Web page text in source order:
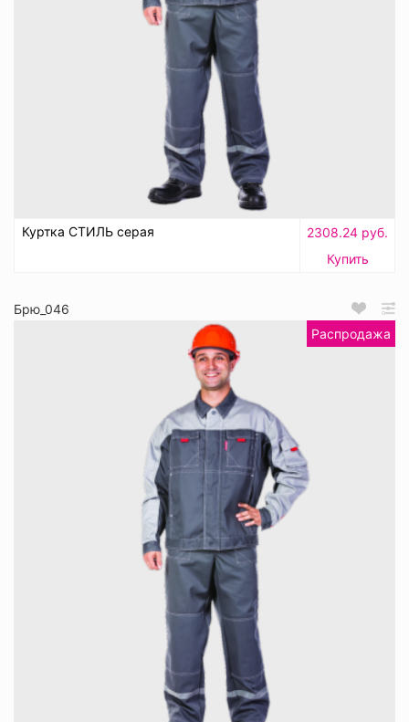
Куртка СТИЛЬ серая
2308.24 руб.
Купить
Брю_046
Распродажа